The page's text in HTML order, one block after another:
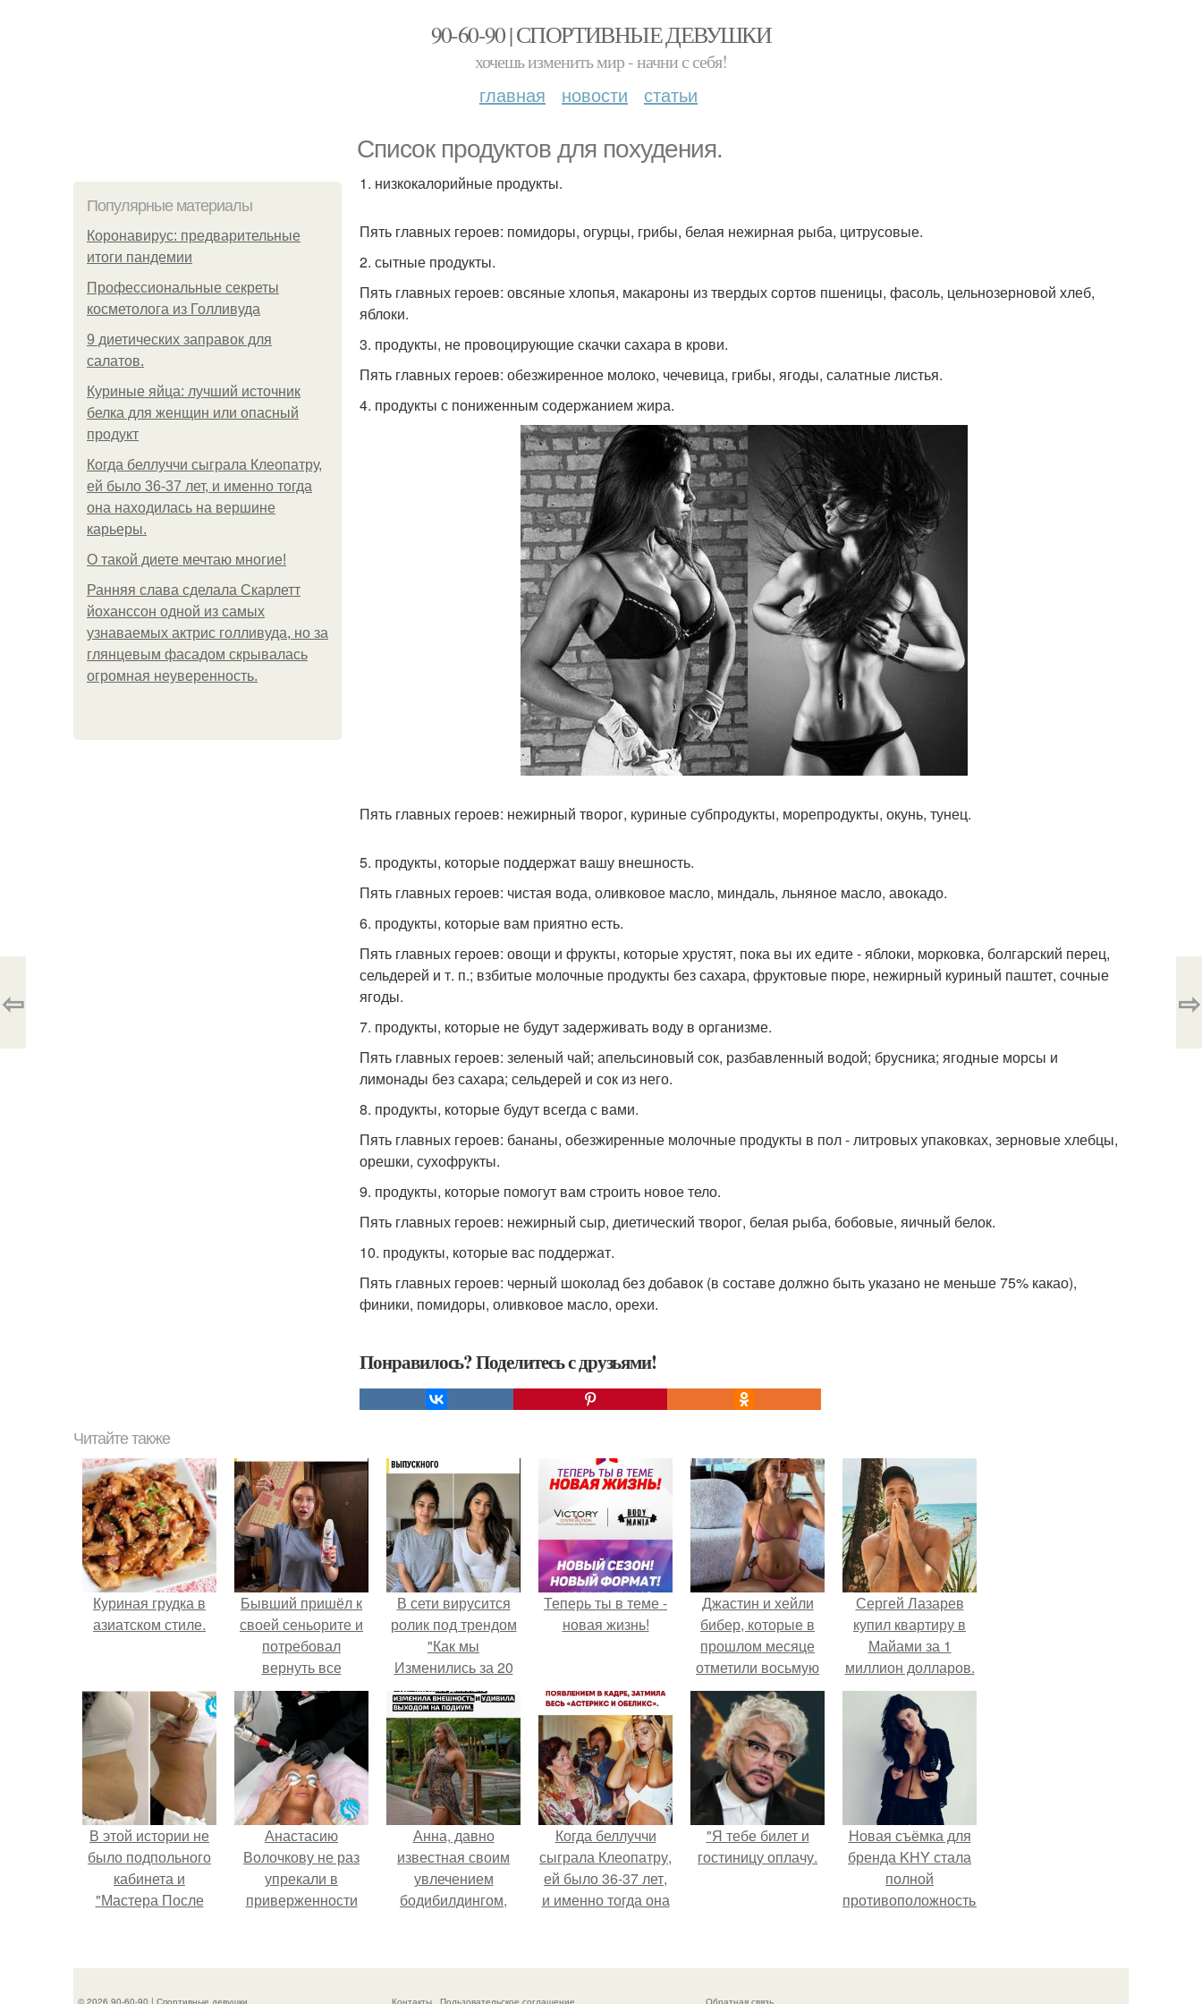
90-60-90 | СПОРТИВНЫЕ ДЕВУШКИ
хочешь изменить мир - начни с себя!
главная новости статьи
Список продуктов для похудения.
Популярные материалы
Коронавирус: предварительные
итоги пандемии
Профессиональные секреты
косметолога из Голливуда
9 диетических заправок для
салатов.
Куриные яйца: лучший источник
белка для женщин или опасный
продукт
Когда беллуччи сыграла Клеопатру,
ей было 36-37 лет, и именно тогда
она находилась на вершине
карьеры.
О такой диете мечтаю многие!
Ранняя слава сделала Скарлетт
йоханссон одной из самых
узнаваемых актрис голливуда, но за
глянцевым фасадом скрывалась
огромная неуверенность.
1. низкокалорийные продукты.
Пять главных героев: помидоры, огурцы, грибы, белая нежирная рыба, цитрусовые.
2. сытные продукты.
Пять главных героев: овсяные хлопья, макароны из твердых сортов пшеницы, фасоль, цельнозерновой хлеб,
яблоки.
3. продукты, не провоцирующие скачки сахара в крови.
Пять главных героев: обезжиренное молоко, чечевица, грибы, ягоды, салатные листья.
4. продукты с пониженным содержанием жира.
Пять главных героев: нежирный творог, куриные субпродукты, морепродукты, окунь, тунец.
5. продукты, которые поддержат вашу внешность.
Пять главных героев: чистая вода, оливковое масло, миндаль, льняное масло, авокадо.
6. продукты, которые вам приятно есть.
Пять главных героев: овощи и фрукты, которые хрустят, пока вы их едите - яблоки, морковка, болгарский перец,
сельдерей и т. п.; взбитые молочные продукты без сахара, фруктовые пюре, нежирный куриный паштет, сочные
ягоды.
7. продукты, которые не будут задерживать воду в организме.
Пять главных героев: зеленый чай; апельсиновый сок, разбавленный водой; брусника; ягодные морсы и
лимонады без сахара; сельдерей и сок из него.
8. продукты, которые будут всегда с вами.
Пять главных героев: бананы, обезжиренные молочные продукты в пол - литровых упаковках, зерновые хлебцы,
орешки, сухофрукты.
9. продукты, которые помогут вам строить новое тело.
Пять главных героев: нежирный сыр, диетический творог, белая рыба, бобовые, яичный белок.
10. продукты, которые вас поддержат.
Пять главных героев: черный шоколад без добавок (в составе должно быть указано не меньше 75% какао),
финики, помидоры, оливковое масло, орехи.
Понравилось? Поделитесь с друзьями!
⇦ ⇨
Читайте также
Куриная грудка в
азиатском стиле.
Бывший пришёл к
своей сеньорите и
потребовал
вернуть все
подарки.
В сети вирусится
ролик под трендом
"Как мы
Изменились за 20
лет".
Теперь ты в теме -
новая жизнь!
Джастин и хейли
бибер, которые в
прошлом месяце
отметили восьмую
годовщину
помолвки, показали
новые фото с
совместного
отдыха.
Сергей Лазарев
купил квартиру в
Майами за 1
миллион долларов.
В этой истории не
было подпольного
кабинета и
"Мастера После
Анастасию
Волочкову не раз
упрекали в
приверженности
Анна, давно
известная своим
увлечением
бодибилдингом,
в роли модели.
Когда беллуччи
сыграла Клеопатру,
ей было 36-37 лет,
и именно тогда она
"Я тебе билет и
гостиницу оплачу.
Новая съёмка для
бренда KHY стала
полной
противоположностью
ассоциировалась
© 2026 90-60-90 | Спортивные девушки Контакты Пользовательское соглашение Обратная связь